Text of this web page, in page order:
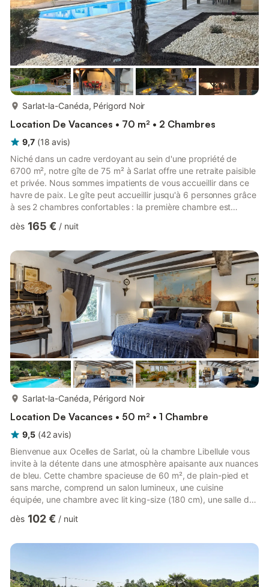
Sarlat-la-Canéda, Périgord Noir
Location De Vacances • 70 m² • 2 Chambres
9,7 (18 avis)
Niché dans un cadre verdoyant au sein d'une propriété de
6700 m², notre gîte de 75 m² à Sarlat offre une retraite paisible
et privée. Nous sommes impatients de vous accueillir dans ce
havre de paix. Le gîte peut accueillir jusqu'à 6 personnes grâce
à ses 2 chambres confortables : la première chambre est
dispose de deux lits de 90 cm (qui peuvent être combinés pour
disposer de deux lits supplémentaires. Les draps et les
serviettes sont fournis à l'arrivée. La cuisine est entièr...
dès 165 € / nuit
Sarlat-la-Canéda, Périgord Noir
Location De Vacances • 50 m² • 1 Chambre
9,5 (42 avis)
Bienvenue aux Ocelles de Sarlat, où la chambre Libellule vous
invite à la détente dans une atmosphère apaisante aux nuances
de bleu. Cette chambre spacieuse de 60 m², de plain-pied et
sans marche, comprend un salon lumineux, une cuisine
équipée, une chambre avec lit king-size (180 cm), une salle de
accès direct à une terrasse privée avec vue sur le jardin, ainsi
haut débit, espace de télétravail, climatisation, télévision, lave-
dès 102 € / nuit